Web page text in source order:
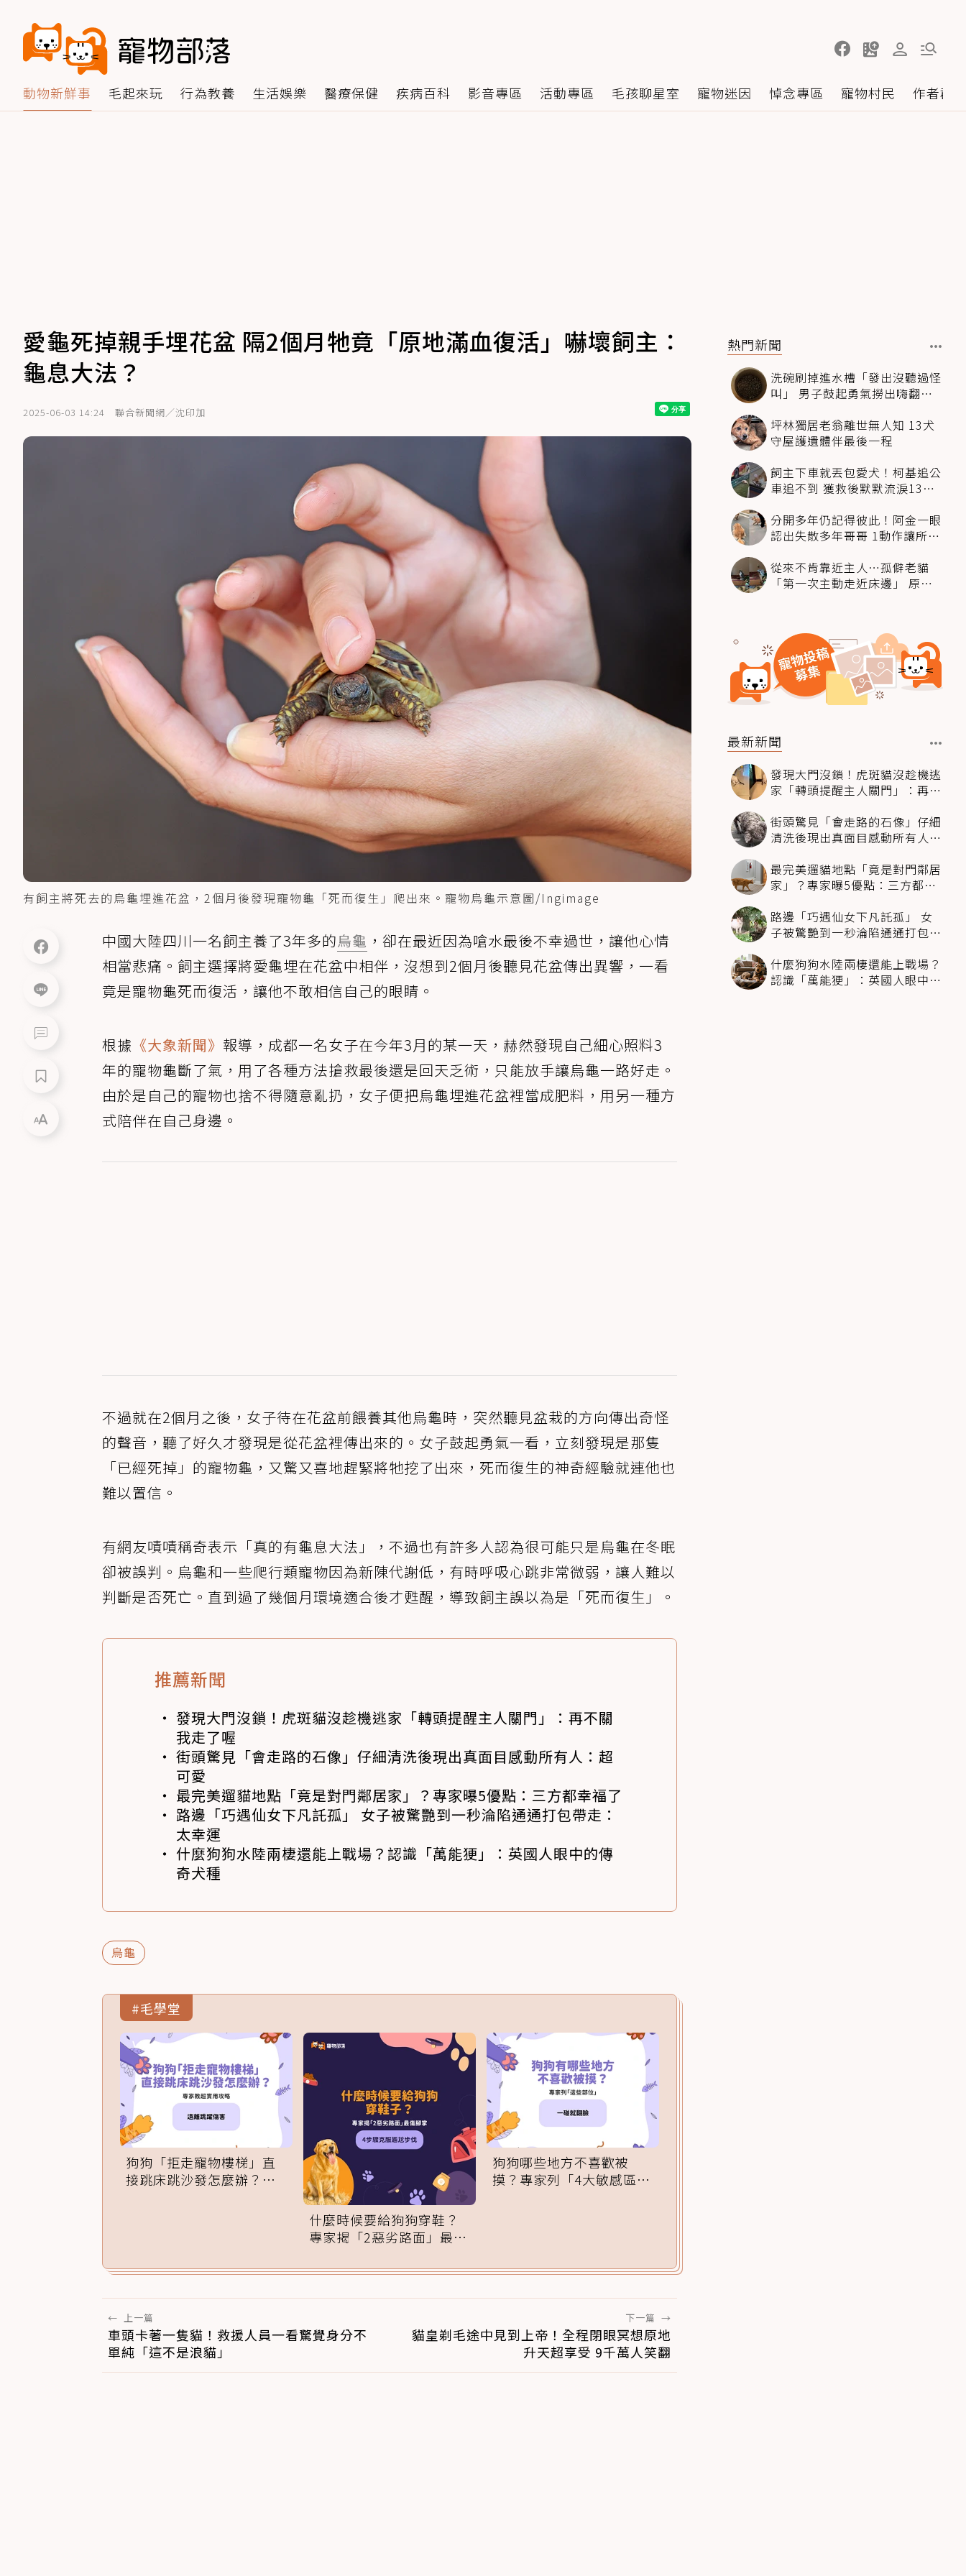
動物新鮮事 毛起來玩 行為教養 生活娛樂 醫療保健 疾病百科 影音專區 活動專區 毛孩聊星室 寵物迷因 悼念專區 寵物村民 作者群
愛龜死掉親手埋花盆 隔2個月牠竟「原地滿血復活」嚇壞飼主：
龜息大法？
2025-06-03 14:24 聯合新聞網／沈印加
有飼主將死去的烏龜埋進花盆，2個月後發現寵物龜「死而復生」爬出來。寵物烏龜示意圖/Ingimage
中國大陸四川一名飼主養了3年多的烏龜 ，卻在最近因為嗆水最後不幸過世，讓他心情
相當悲痛。飼主選擇將愛龜埋在花盆中相伴，沒想到2個月後聽見花盆傳出異響，一看
竟是寵物龜死而復活，讓他不敢相信自己的眼睛。
根據 《大象新聞》 報導，成都一名女子在今年3月的某一天，赫然發現自己細心照料3
年的寵物龜斷了氣，用了各種方法搶救最後還是回天乏術，只能放手讓烏龜一路好走。
由於是自己的寵物也捨不得隨意亂扔，女子便把烏龜埋進花盆裡當成肥料，用另一種方
式陪伴在自己身邊。
不過就在2個月之後，女子待在花盆前餵養其他烏龜時，突然聽見盆栽的方向傳出奇怪
的聲音，聽了好久才發現是從花盆裡傳出來的。女子鼓起勇氣一看，立刻發現是那隻
「已經死掉」的寵物龜，又驚又喜地趕緊將牠挖了出來，死而復生的神奇經驗就連他也
難以置信。
有網友嘖嘖稱奇表示「真的有龜息大法」，不過也有許多人認為很可能只是烏龜在冬眠
卻被誤判。烏龜和一些爬行類寵物因為新陳代謝低，有時呼吸心跳非常微弱，讓人難以
判斷是否死亡。直到過了幾個月環境適合後才甦醒，導致飼主誤以為是「死而復生」。
推薦新聞
發現大門沒鎖！虎斑貓沒趁機逃家「轉頭提醒主人關門」：再不關
我走了喔
街頭驚見「會走路的石像」仔細清洗後現出真面目感動所有人：超
可愛
最完美遛貓地點「竟是對門鄰居家」？專家曝5優點：三方都幸福了
路邊「巧遇仙女下凡託孤」 女子被驚艷到一秒淪陷通通打包帶走：
太幸運
什麼狗狗水陸兩棲還能上戰場？認識「萬能㹴」：英國人眼中的傳
奇犬種
烏龜
#毛學堂
狗狗「拒走寵物樓梯」直
接跳床跳沙發怎麼辦？專
什麼時候要給狗狗穿鞋？
專家揭「2惡劣路面」最傷
狗狗哪些地方不喜歡被
摸？專家列「4大敏感區
← 上一篇
車頭卡著一隻貓！救援人員一看驚覺身分不
單純「這不是浪貓」
下一篇 →
貓皇剃毛途中見到上帝！全程閉眼冥想原地
升天超享受 9千萬人笑翻
熱門新聞
洗碗刷掉進水槽「發出沒聽過怪
叫」 男子鼓起勇氣撈出嗨翻：
坪林獨居老翁離世無人知 13犬
守屋護遺體伴最後一程
飼主下車就丟包愛犬！柯基追公
車追不到 獲救後默默流淚13萬
分開多年仍記得彼此！阿金一眼
認出失散多年哥哥 1動作讓所有
從來不肯靠近主人…孤僻老貓
「第一次主動走近床邊」 原因
最新新聞
發現大門沒鎖！虎斑貓沒趁機逃
家「轉頭提醒主人關門」：再不
街頭驚見「會走路的石像」仔細
清洗後現出真面目感動所有人：
最完美遛貓地點「竟是對門鄰居
家」？專家曝5優點：三方都幸
路邊「巧遇仙女下凡託孤」 女
子被驚艷到一秒淪陷通通打包帶
什麼狗狗水陸兩棲還能上戰場？
認識「萬能㹴」：英國人眼中的